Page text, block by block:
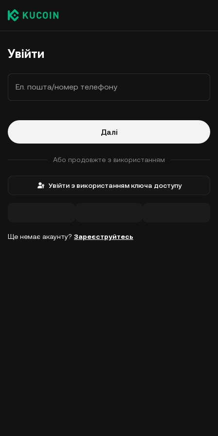
Увійти
Ел. пошта/номер телефону
Далі
Або продовжте з використанням
Увійти з використанням ключа доступу
Ще немає акаунту? Зареєструйтесь